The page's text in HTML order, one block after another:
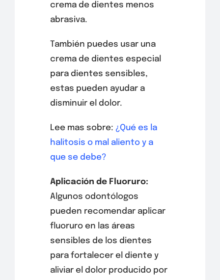
crema de dientes menos
abrasiva.
También puedes usar una
crema de dientes especial
para dientes sensibles,
estas pueden ayudar a
disminuir el dolor.
Lee mas sobre: ¿Qué es la
halitosis o mal aliento y a
que se debe?
Aplicación de Fluoruro:
Algunos odontólogos
pueden recomendar aplicar
fluoruro en las áreas
sensibles de los dientes
para fortalecer el diente y
aliviar el dolor producido por